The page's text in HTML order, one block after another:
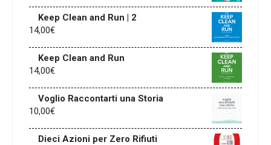
Keep Clean and Run | 2
14,00€
Keep Clean and Run
14,00€
Voglio Raccontarti una Storia
10,00€
Dieci Azioni per Zero Rifiuti